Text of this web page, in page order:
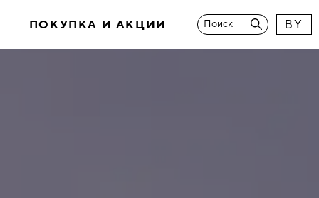
ПОКУПКА И АКЦИИ Поиск BY